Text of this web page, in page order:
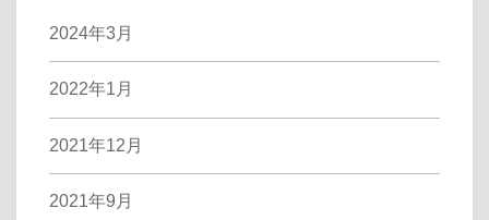
2024年3月
2022年1月
2021年12月
2021年9月